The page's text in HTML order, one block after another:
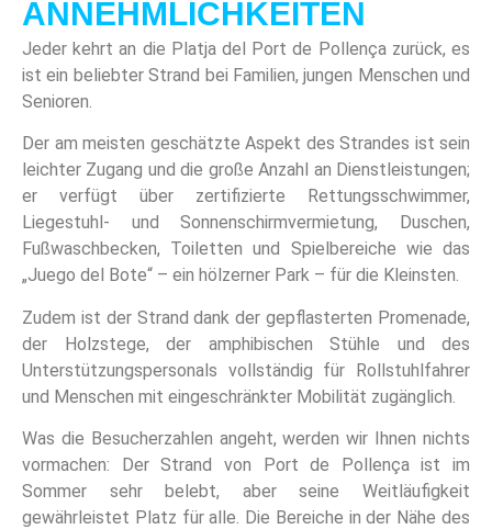
ANNEHMLICHKEITEN
Jeder kehrt an die Platja del Port de Pollença zurück, es
ist ein beliebter Strand bei Familien, jungen Menschen und
Senioren.
Der am meisten geschätzte Aspekt des Strandes ist sein
leichter Zugang und die große Anzahl an Dienstleistungen;
er verfügt über zertifizierte Rettungsschwimmer,
Liegestuhl- und Sonnenschirmvermietung, Duschen,
Fußwaschbecken, Toiletten und Spielbereiche wie das
„Juego del Bote“ – ein hölzerner Park – für die Kleinsten.
Zudem ist der Strand dank der gepflasterten Promenade,
der Holzstege, der amphibischen Stühle und des
Unterstützungspersonals vollständig für Rollstuhlfahrer
und Menschen mit eingeschränkter Mobilität zugänglich.
Was die Besucherzahlen angeht, werden wir Ihnen nichts
vormachen: Der Strand von Port de Pollença ist im
Sommer sehr belebt, aber seine Weitläufigkeit
gewährleistet Platz für alle. Die Bereiche in der Nähe des